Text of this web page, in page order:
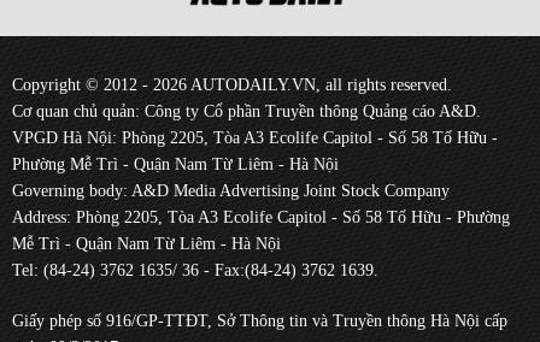
Copyright © 2012 - 2026 AUTODAILY.VN, all rights reserved.
Cơ quan chủ quản: Công ty Cổ phần Truyền thông Quảng cáo A&D.
VPGD Hà Nội: Phòng 2205, Tòa A3 Ecolife Capitol - Số 58 Tố Hữu -
Phường Mễ Trì - Quận Nam Từ Liêm - Hà Nội
Governing body: A&D Media Advertising Joint Stock Company
Address: Phòng 2205, Tòa A3 Ecolife Capitol - Số 58 Tố Hữu - Phường
Mễ Trì - Quận Nam Từ Liêm - Hà Nội
Tel: (84-24) 3762 1635/ 36 - Fax:(84-24) 3762 1639.
Giấy phép số 916/GP-TTĐT, Sở Thông tin và Truyền thông Hà Nội cấp